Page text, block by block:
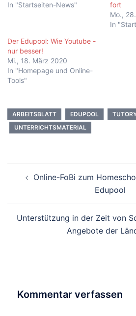
In "Startseiten-News"
fort
Mo.,
In
Der Edupool: Wie Youtube -
nur besser!
Mi., 18. März 2020
In "Homepage und Online-
Tools"
ARBEITSBLATT EDUPOOL
UNTERRICHTSMATERIAL
Online-FoBi zum
Edupool
Unterstützung in der Zeit von
Angebote der
Kommentar verfassen